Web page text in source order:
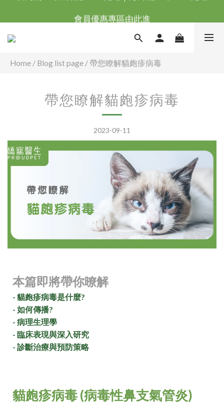
台灣滿NT$全館滿1200免運｜海外滿NT$3000免運
Home / Blog list page / 帶您瞭解貓皰疹病毒
帶您瞭解貓皰疹病毒
2023-09-11
本篇即將帶你暸解
- 貓皰疹病毒是什麼?
- 如何傳播?
- 病理生理學
- 臨床表現與深入研究
- 診斷治療與預防策略
貓皰疹病毒 (病毒性鼻支氣管炎)